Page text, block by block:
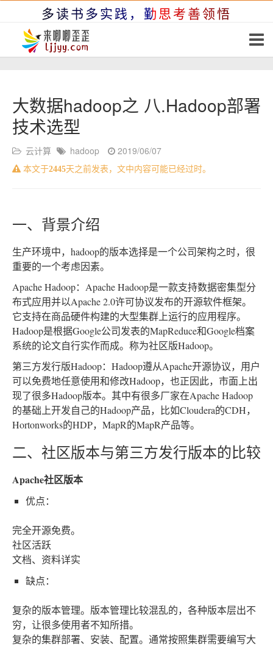
多读书多实践，勤思考善领悟
大数据hadoop之 八.Hadoop部署
技术选型
云计算 hadoop 2019/06/07
本文于2445天之前发表，文中内容可能已经过时。
一、背景介绍
生产环境中，hadoop的版本选择是一个公司架构之时，很
重要的一个考虑因素。
Apache Hadoop：Apache Hadoop是一款支持数据密集型分
布式应用并以Apache 2.0许可协议发布的开源软件框架。
它支持在商品硬件构建的大型集群上运行的应用程序。
Hadoop是根据Google公司发表的MapReduce和Google档案
系统的论文自行实作而成。称为社区版Hadoop。
第三方发行版Hadoop：Hadoop遵从Apache开源协议，用户
可以免费地任意使用和修改Hadoop，也正因此，市面上出
现了很多Hadoop版本。其中有很多厂家在Apache Hadoop
的基础上开发自己的Hadoop产品，比如Cloudera的CDH，
Hortonworks的HDP，MapR的MapR产品等。
二、社区版本与第三方发行版本的比较
Apache社区版本
优点：
完全开源免费。
社区活跃
文档、资料详实
缺点：
复杂的版本管理。版本管理比较混乱的，各种版本层出不
穷，让很多使用者不知所措。
复杂的集群部署、安装、配置。通常按照集群需要编写大